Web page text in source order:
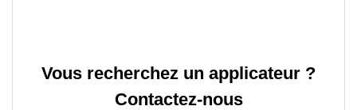
Vous recherchez un applicateur ?
Contactez-nous